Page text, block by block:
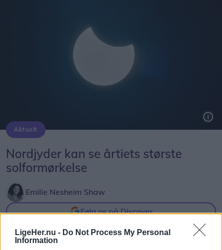
LigeHer.nu - Do Not Process My Personal
Information
Aktuelt
Nordjyder kan se årtiets største
solformørkelse
Emilie Nesheim Shaw
Følg os på Discover
08. august 2026 kl. 14.00